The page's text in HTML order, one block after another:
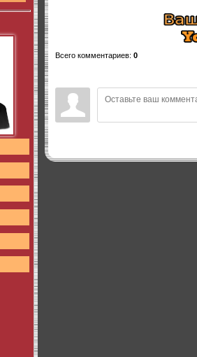
Всего комментариев: 0